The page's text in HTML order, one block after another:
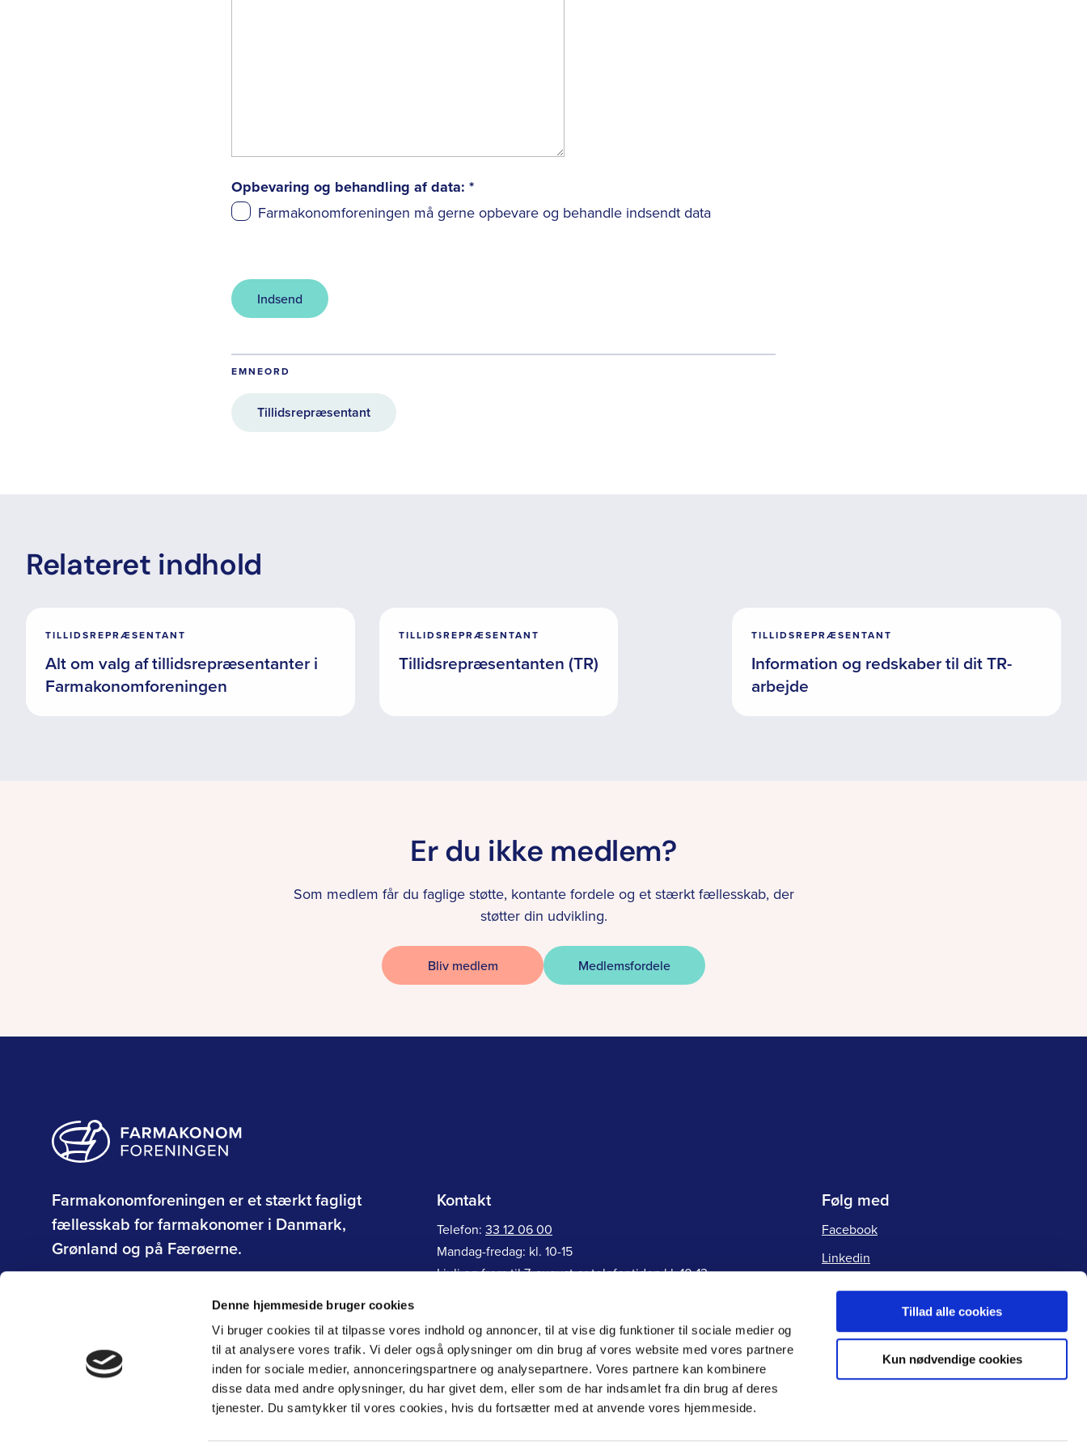
Denne hjemmeside bruger cookies
Vi bruger cookies til at tilpasse vores indhold og annoncer, til at vise dig funktioner til sociale medier og
til at analysere vores trafik. Vi deler også oplysninger om din brug af vores website med vores partnere
inden for sociale medier, annonceringspartnere og analysepartnere. Vores partnere kan kombinere
disse data med andre oplysninger, du har givet dem, eller som de har indsamlet fra din brug af deres
tjenester. Du samtykker til vores cookies, hvis du fortsætter med at anvende vores hjemmeside.
Tillad alle cookies
Kun nødvendige cookies
Opbevaring og behandling af data: *
Farmakonomforeningen må gerne opbevare og behandle indsendt data
EMNEORD
Tillidsrepræsentant
Relateret indhold
TILLIDSREPRÆSENTANT
Alt om valg af tillidsrepræsentanter i
Farmakonomforeningen
TILLIDSREPRÆSENTANT
Tillidsrepræsentanten (TR)
TILLIDSREPRÆSENTANT
Information og redskaber til dit TR-
arbejde
Er du ikke medlem?
Som medlem får du faglige støtte, kontante fordele og et stærkt fællesskab, der
støtter din udvikling.
Bliv medlem Medlemsfordele
Farmakonomforeningen er et stærkt fagligt
fællesskab for farmakonomer i Danmark,
Grønland og på Færøerne.
Kontakt
Telefon: 33 12 06 00
Mandag-fredag: kl. 10-15
I juli og frem til 7. august er telefontiden kl. 10-13
Generelle henvendelser:ff@farmakonom.dk
Faglig rådgivning:raadgivning@farmakonom.dk
Følg med
Facebook
Linkedin